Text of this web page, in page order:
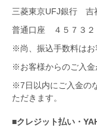
三菱東京UFJ銀行 吉
普通口座 ４５７３
※尚、振込手数料はお
※お客様からのご入金
※7日以内にご入金の
ただきます。
■クレジット払い・